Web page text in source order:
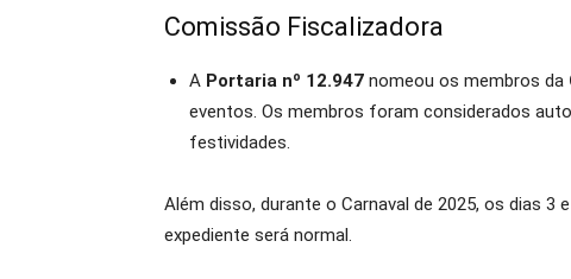
Comissão Fiscalizadora
A Portaria nº 12.947 nomeou os membros da
eventos. Os membros foram considerados
festividades.
Além disso, durante o Carnaval de 2025, os dias
expediente será normal.